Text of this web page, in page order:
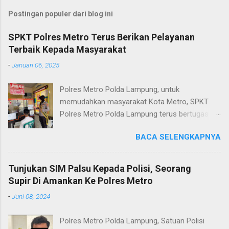
Postingan populer dari blog ini
SPKT Polres Metro Terus Berikan Pelayanan
Terbaik Kepada Masyarakat
-Januari 06, 2025
Polres Metro Polda Lampung, untuk
memudahkan masyarakat Kota Metro, SPKT
Polres Metro Polda Lampung terus bertugas
terkait layanan pengaduan, pelayanan SKCK dan
pelayanan Identifikasi sidik jari secara terpadu
kepada masyarakat. Senin (06/01/2025) Dalam
mewujudkan pelayanan prima kepolisian, SPKT
Heri Sulistyo Nugroho S.IK, M.IK mengatakan
BACA SELENGKAPNYA
Tunjukan SIM Palsu Kepada Polisi, Seorang
Supir Di Amankan Ke Polres Metro
-Juni 08, 2024
Polres Metro Polda Lampung, Satuan Polisi